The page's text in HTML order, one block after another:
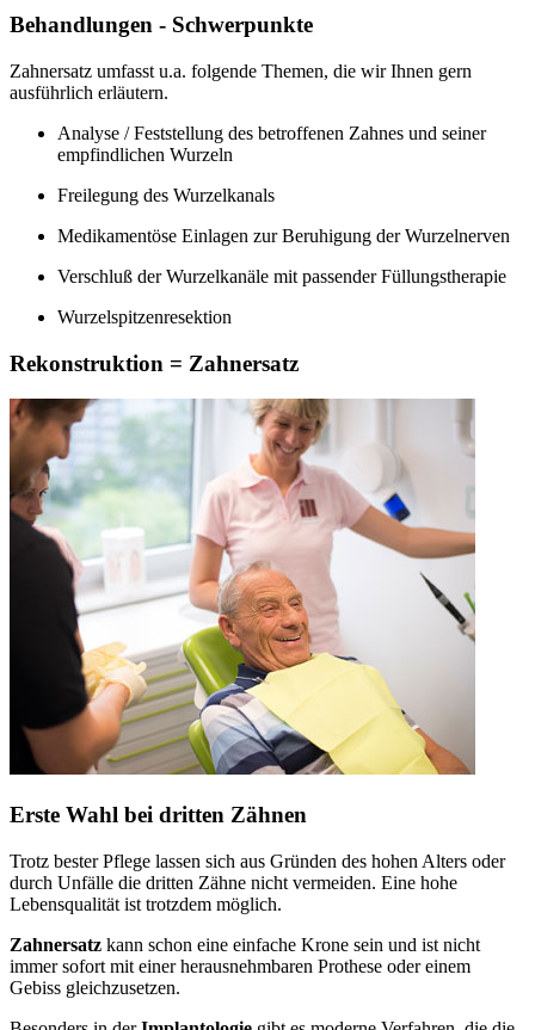
Behandlungen - Schwerpunkte
Zahnersatz umfasst u.a. folgende Themen, die wir Ihnen gern
ausführlich erläutern.
Analyse / Feststellung des betroffenen Zahnes und seiner
empfindlichen Wurzeln
Freilegung des Wurzelkanals
Medikamentöse Einlagen zur Beruhigung der Wurzelnerven
Verschluß der Wurzelkanäle mit passender Füllungstherapie
Wurzelspitzenresektion
Rekonstruktion = Zahnersatz
Erste Wahl bei dritten Zähnen
Trotz bester Pflege lassen sich aus Gründen des hohen Alters oder
durch Unfälle die dritten Zähne nicht vermeiden. Eine hohe
Lebensqualität ist trotzdem möglich.
Zahnersatz kann schon eine einfache Krone sein und ist nicht
immer sofort mit einer herausnehmbaren Prothese oder einem
Gebiss gleichzusetzen.